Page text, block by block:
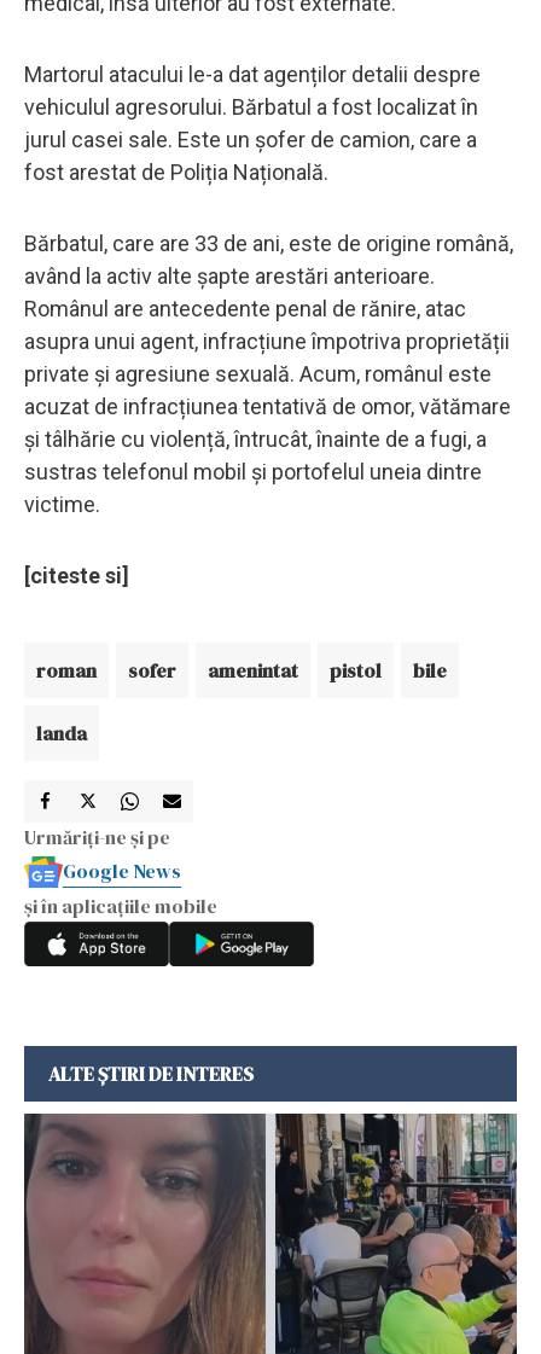
Martorul atacului le-a dat agenților detalii despre
vehiculul agresorului. Bărbatul a fost localizat în
jurul casei sale. Este un șofer de camion, care a
fost arestat de Poliția Națională.
Bărbatul, care are 33 de ani, este de origine română,
având la activ alte șapte arestări anterioare.
Românul are antecedente penal de rănire, atac
asupra unui agent, infracțiune împotriva proprietății
private și agresiune sexuală. Acum, românul este
acuzat de infracțiunea tentativă de omor, vătămare
și tâlhărie cu violență, întrucât, înainte de a fugi, a
sustras telefonul mobil și portofelul uneia dintre
victime.
[citeste si]
roman sofer amenintat pistol bile
landa
Urmăriți-ne și pe
Google News
și în aplicațiile mobile
ALTE ȘTIRI DE INTERES